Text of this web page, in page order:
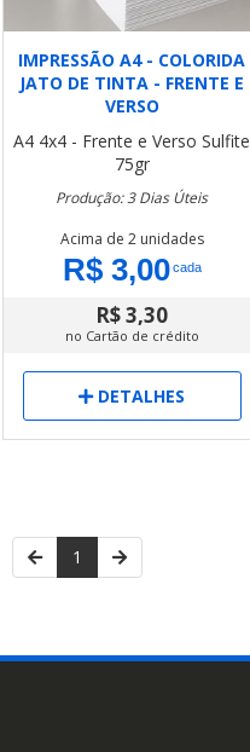
IMPRESSÃO A4 - COLORIDA
JATO DE TINTA - FRENTE E
VERSO
A4 4x4 - Frente e Verso Sulfite
75gr
Produção: 3 Dias Úteis
Acima de 2 unidades
R$ 3,00cada
R$ 3,30
no Cartão de crédito
DETALHES
1